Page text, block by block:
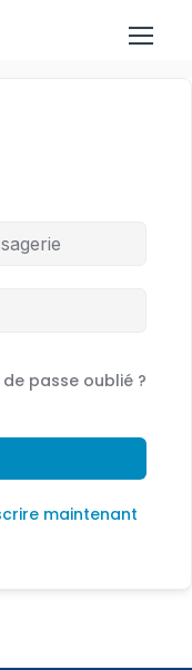
passe oublié ?
maintenant